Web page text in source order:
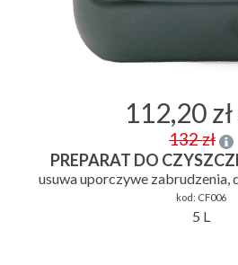
112,20 zł
132 zł
PREPARAT DO
usuwa uporczywe zabrudzenia,
kod: CF006
5 L